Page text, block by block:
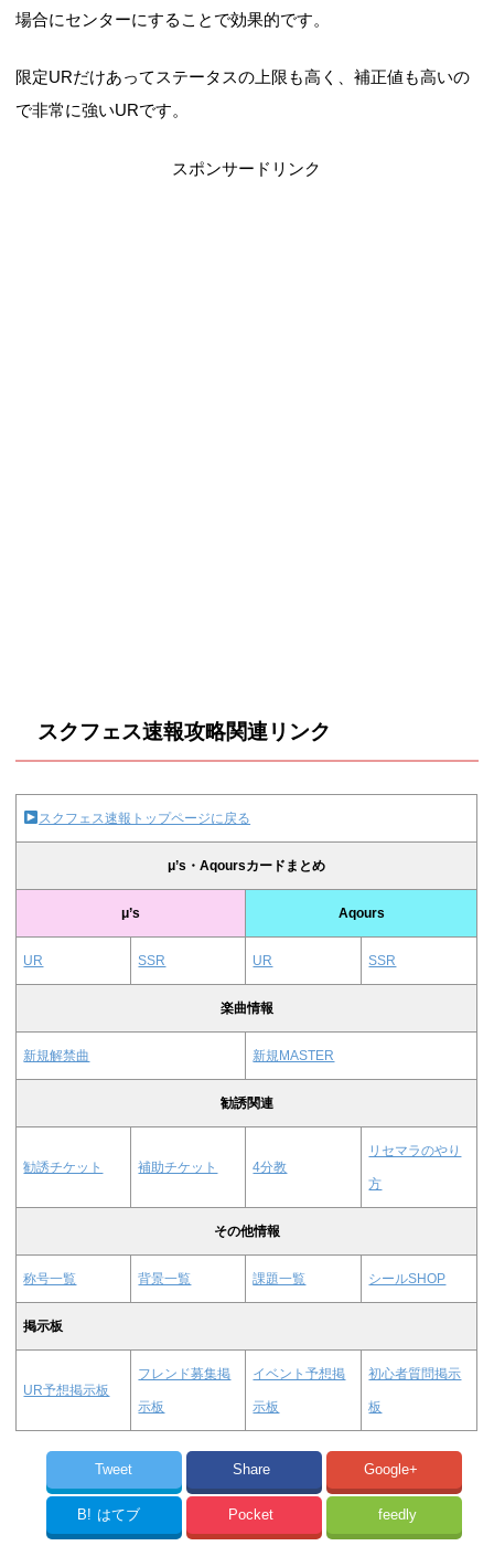
場合にセンターにすることで効果的です。
限定URだけあってステータスの上限も高く、補正値も高いの
で非常に強いURです。
スポンサードリンク
スクフェス速報攻略関連リンク
スクフェス速報トップページに戻る
μ’s・Aqoursカードまとめ
μ’s Aqours
UR SSR UR SSR
楽曲情報
新規解禁曲 新規MASTER
勧誘関連
勧誘チケット 補助チケット 4分教
リセマラのやり
方
その他情報
称号一覧 背景一覧 課題一覧 シールSHOP
掲示板
UR予想掲示板
フレンド募集掲
示板
イベント予想掲
示板
初心者質問掲示
板
Tweet Share Google+
B! はてブ Pocket feedly